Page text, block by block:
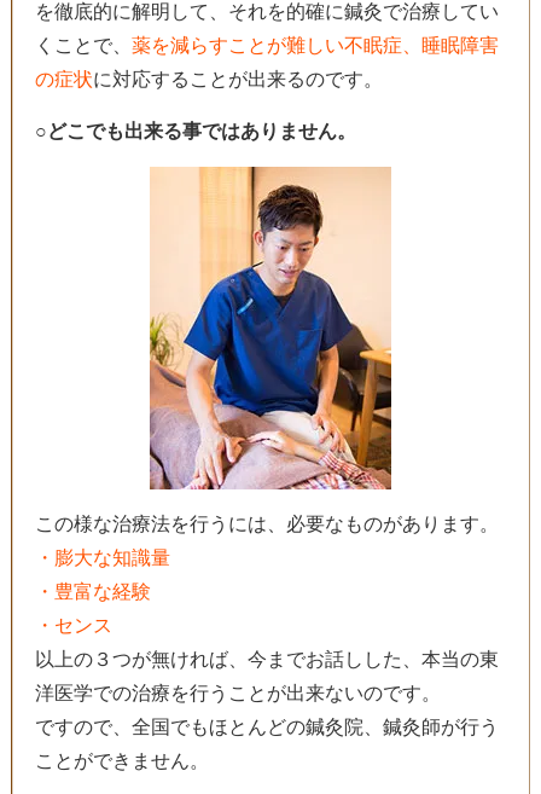
を徹底的に解明して、 それを的確に鍼灸で治療してい
くことで、 薬を減らすことが難しい不眠症、睡眠障害
の症状に対応することが出来るのです。
○どこでも出来る事ではありません。
この様な治療法を行うには、必要なものがあります。
・膨大な知識量
・豊富な経験
・センス
以上の３つが無ければ、今までお話しした、本当の東
洋医学での治療を行うことが出来ないのです。
ですので、全国でもほとんどの鍼灸院、鍼灸師が行う
ことができません。